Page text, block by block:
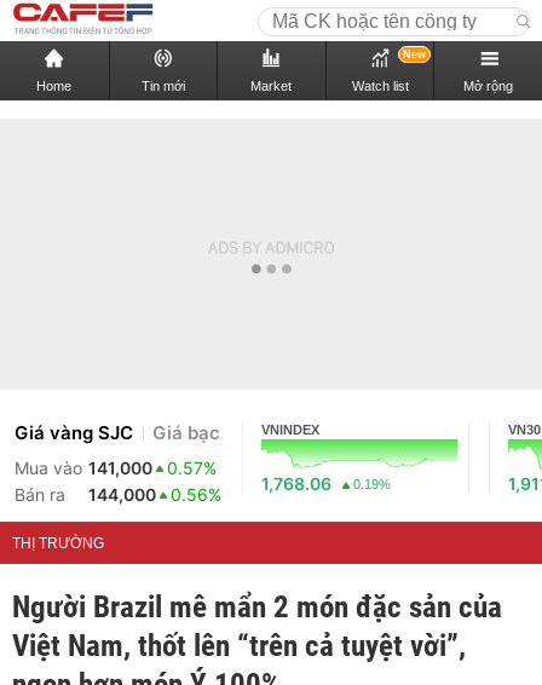
Home Tin mới Market Watch list
New
Mở rộng
Giá vàng SJC Giá bạc
Mua vào 141,000
0.57%
Bán ra
144,000 0.56%
VNINDEX
1,768.06 0.19%
VN30
THỊ TRƯỜNG
Người Brazil mê mẩn 2 món đặc sản của
Việt Nam, thốt lên “trên cả tuyệt vời”,